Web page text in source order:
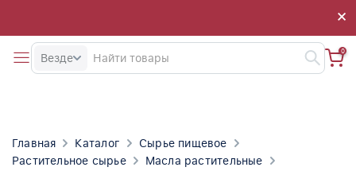
×
×
Везде
0
Главная Каталог
Сырье пищевое
Растительное сырье
Масла растительные